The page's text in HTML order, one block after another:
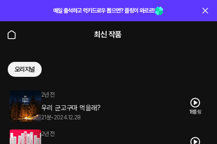
매일 출석하고 럭키드로우 뽑으면? 플링이 와르르!
최신 작품
오리지널
2년 전
우리 군고구마 먹을래?
21분• 2024.12.28
18플링
2년 전